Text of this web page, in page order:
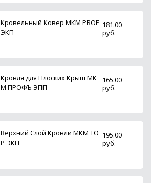
Кровельный Ковер МКМ PROF
ЭКП
181.00
руб.
Кровля для Плоских Крыш МК
М ПРОФЪ ЭПП
165.00
руб.
Верхний Слой Кровли МКМ TO
P ЭКП
195.00
руб.